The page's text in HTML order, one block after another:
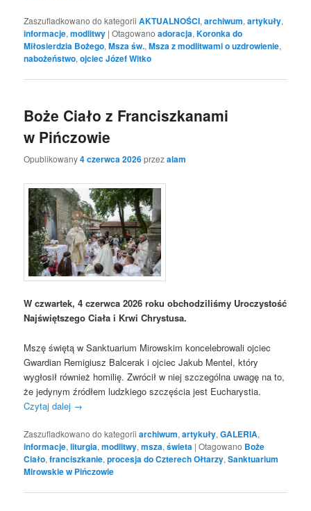
Zaszufladkowano do kategorii AKTUALNOŚCI,archiwum,artykuły,
informacje,modlitwy |Otagowano adoracja,Koronka do
Miłosierdzia Bożego,Msza św.,Msza z modlitwami o uzdrowienie,
nabożeństwo,ojciec Józef Witko
Boże Ciało z Franciszkanami
w Pińczowie
Opublikowany4 czerwca 2026przezalam
W czwartek, 4 czerwca 2026 roku obchodziliśmy Uroczystość
Najświętszego Ciała i Krwi Chrystusa.
Mszę świętą w Sanktuarium Mirowskim koncelebrowali ojciec
Gwardian Remigiusz Balcerak i ojciec Jakub Mentel, który
wygłosił również homilię. Zwrócił w niej szczególna uwagę na to,
że jedynym źródłem ludzkiego szczęścia jest Eucharystia.
Czytaj dalej →
Zaszufladkowano do kategorii archiwum,artykuły,GALERIA,
informacje,liturgia,modlitwy,msza,świeta |Otagowano Boże
Ciało,franciszkanie,procesja do Czterech Ołtarzy,Sanktuarium
Mirowskie w Pińczowie